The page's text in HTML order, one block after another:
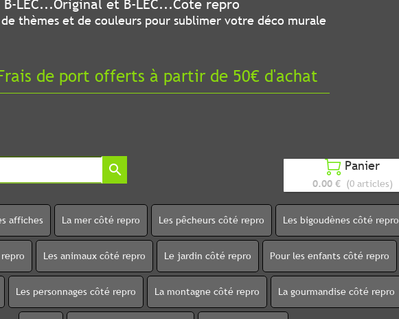
et B-LEC...Côté repro
thèmes et de couleurs pour sublimer votre déco murale
de port offerts à partir de 50€ d'achat
search  Panier
0.00 € (0 articles)
affiches La mer côté repro Les pêcheurs côté repro Les bigoudènes côté repro
Les animaux côté repro Le jardin côté repro Pour les enfants côté repro
Les personnages côté repro La montagne côté repro La gourmandise côté repro